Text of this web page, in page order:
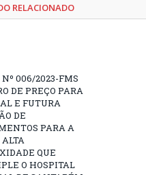
RELACIONADO
006/2023-FMS
DE PREÇO PARA
E FUTURA
DE
PARA A
QUE
O HOSPITAL